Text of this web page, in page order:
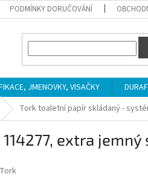
PODMÍNKY DORUČOVÁNÍ
JMENOVKY, VISAČKY
Tork toaletní papír skládaný -
114277, extra
Tork